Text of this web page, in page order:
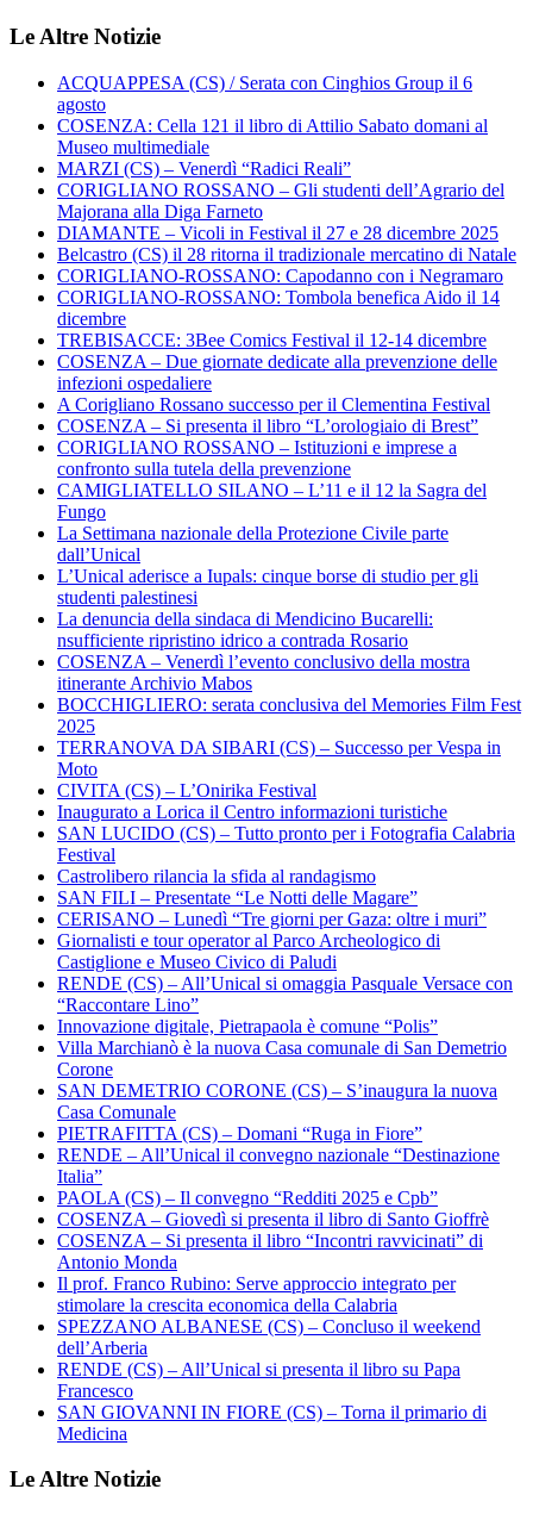
Le Altre Notizie
ACQUAPPESA (CS) / Serata con Cinghios Group il 6
agosto
COSENZA: Cella 121 il libro di Attilio Sabato domani al
Museo multimediale
MARZI (CS) – Venerdì “Radici Reali”
CORIGLIANO ROSSANO – Gli studenti dell’Agrario del
Majorana alla Diga Farneto
DIAMANTE – Vicoli in Festival il 27 e 28 dicembre 2025
Belcastro (CS) il 28 ritorna il tradizionale mercatino di Natale
CORIGLIANO-ROSSANO: Capodanno con i Negramaro
CORIGLIANO-ROSSANO: Tombola benefica Aido il 14
dicembre
TREBISACCE: 3Bee Comics Festival il 12-14 dicembre
COSENZA – Due giornate dedicate alla prevenzione delle
infezioni ospedaliere
A Corigliano Rossano successo per il Clementina Festival
COSENZA – Si presenta il libro “L’orologiaio di Brest”
CORIGLIANO ROSSANO – Istituzioni e imprese a
confronto sulla tutela della prevenzione
CAMIGLIATELLO SILANO – L’11 e il 12 la Sagra del
Fungo
La Settimana nazionale della Protezione Civile parte
dall’Unical
L’Unical aderisce a Iupals: cinque borse di studio per gli
studenti palestinesi
La denuncia della sindaca di Mendicino Bucarelli:
nsufficiente ripristino idrico a contrada Rosario
COSENZA – Venerdì l’evento conclusivo della mostra
itinerante Archivio Mabos
BOCCHIGLIERO: serata conclusiva del Memories Film Fest
2025
TERRANOVA DA SIBARI (CS) – Successo per Vespa in
Moto
CIVITA (CS) – L’Onirika Festival
Inaugurato a Lorica il Centro informazioni turistiche
SAN LUCIDO (CS) – Tutto pronto per i Fotografia Calabria
Festival
Castrolibero rilancia la sfida al randagismo
SAN FILI – Presentate “Le Notti delle Magare”
CERISANO – Lunedì “Tre giorni per Gaza: oltre i muri”
Giornalisti e tour operator al Parco Archeologico di
Castiglione e Museo Civico di Paludi
RENDE (CS) – All’Unical si omaggia Pasquale Versace con
“Raccontare Lino”
Innovazione digitale, Pietrapaola è comune “Polis”
Villa Marchianò è la nuova Casa comunale di San Demetrio
Corone
SAN DEMETRIO CORONE (CS) – S’inaugura la nuova
Casa Comunale
PIETRAFITTA (CS) – Domani “Ruga in Fiore”
RENDE – All’Unical il convegno nazionale “Destinazione
Italia”
PAOLA (CS) – Il convegno “Redditi 2025 e Cpb”
COSENZA – Giovedì si presenta il libro di Santo Gioffrè
COSENZA – Si presenta il libro “Incontri ravvicinati” di
Antonio Monda
Il prof. Franco Rubino: Serve approccio integrato per
stimolare la crescita economica della Calabria
SPEZZANO ALBANESE (CS) – Concluso il weekend
dell’Arberia
RENDE (CS) – All’Unical si presenta il libro su Papa
Francesco
SAN GIOVANNI IN FIORE (CS) – Torna il primario di
Medicina
Le Altre Notizie